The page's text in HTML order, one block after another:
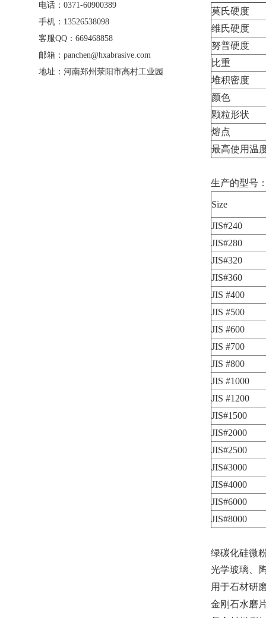
电话：0371-60900389
手机：13526538098
客服QQ：669468858
邮箱：panchen@hxabrasive.com
地址：河南郑州荥阳市高村工业园
莫氏硬度
维氏硬度
努普硬度
比重
堆积密度
颜色
颗粒形状
熔点
最高使用温
生产的型号
Size
JIS#240
JIS#280
JIS#320
JIS#360
JIS #400
JIS #500
JIS #600
JIS #700
JIS #800
JIS #1000
JIS #1200
JIS#1500
JIS#2000
JIS#2500
JIS#3000
JIS#4000
JIS#6000
JIS#8000
绿碳化硅微
光学玻璃、
用于石材研
金刚石水磨